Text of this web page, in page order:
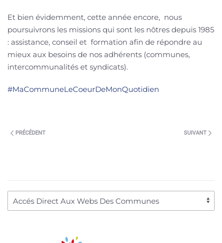
Et bien évidemment, cette année encore, nous
poursuivrons les missions qui sont les nôtres depuis 1985
: assistance, conseil et formation afin de répondre au
mieux aux besoins de nos adhérents (communes,
intercommunalités et syndicats).
#MaCommuneLeCoeurDeMonQuotidien
PRÉCÉDENT SUIVANT